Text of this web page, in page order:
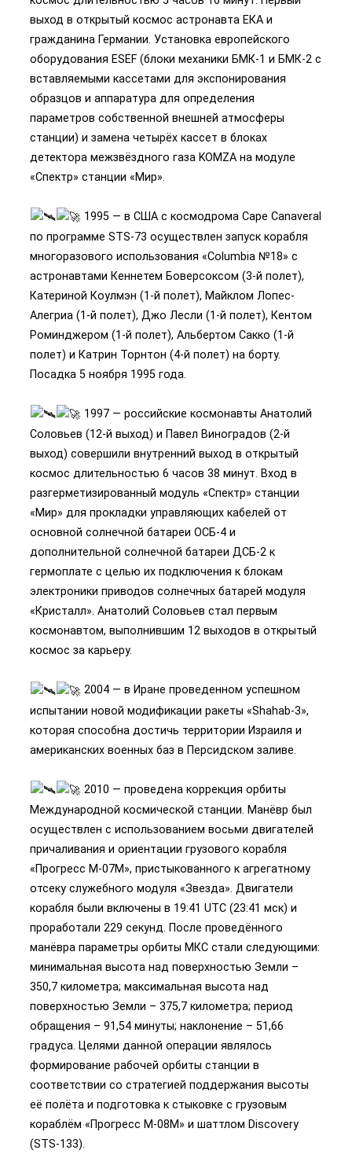
выход в открытый космос астронавта ЕКА и
гражданина Германии. Установка европейского
оборудования ESEF (блоки механики БМК-1 и БМК-2 с
вставляемыми кассетами для экспонирования
образцов и аппаратура для определения
параметров собственной внешней атмосферы
станции) и замена четырёх кассет в блоках
детектора межзвёздного газа KOMZA на модуле
«Спектр» станции «Мир».
1995 — в США с космодрома Cape Canaveral
по программе STS-73 осуществлен запуск корабля
многоразового использования «Columbia №18» с
астронавтами Кеннетем Боверсоксом (3-й полет),
Катериной Коулмэн (1-й полет), Майклом Лопес-
Алегриа (1-й полет), Джо Лесли (1-й полет), Кентом
Роминджером (1-й полет), Альбертом Сакко (1-й
полет) и Катрин Торнтон (4-й полет) на борту.
Посадка 5 ноября 1995 года.
1997 — российские космонавты Анатолий
Соловьев (12-й выход) и Павел Виноградов (2-й
выход) совершили внутренний выход в открытый
космос длительностью 6 часов 38 минут. Вход в
разгерметизированный модуль «Спектр» станции
«Мир» для прокладки управляющих кабелей от
основной солнечной батареи ОСБ-4 и
дополнительной солнечной батареи ДСБ-2 к
гермоплате с целью их подключения к блокам
электроники приводов солнечных батарей модуля
«Кристалл». Анатолий Соловьев стал первым
космонавтом, выполнившим 12 выходов в открытый
космос за карьеру.
2004 — в Иране проведенном успешном
испытании новой модификации ракеты «Shahab-3»,
которая способна достичь территории Израиля и
американских военных баз в Персидском заливе.
2010 — проведена коррекция орбиты
Международной космической станции. Манёвр был
осуществлен с использованием восьми двигателей
причаливания и ориентации грузового корабля
«Прогресс М-07М», пристыкованного к агрегатному
отсеку служебного модуля «Звезда». Двигатели
корабля были включены в 19:41 UTC (23:41 мск) и
проработали 229 секунд. После проведённого
манёвра параметры орбиты МКС стали следующими:
минимальная высота над поверхностью Земли –
350,7 километра; максимальная высота над
поверхностью Земли – 375,7 километра; период
обращения – 91,54 минуты; наклонение – 51,66
градуса. Целями данной операции являлось
формирование рабочей орбиты станции в
соответствии со стратегией поддержания высоты
её полёта и подготовка к стыковке с грузовым
кораблём «Прогресс М-08М» и шаттлом Discovery
(STS-133).